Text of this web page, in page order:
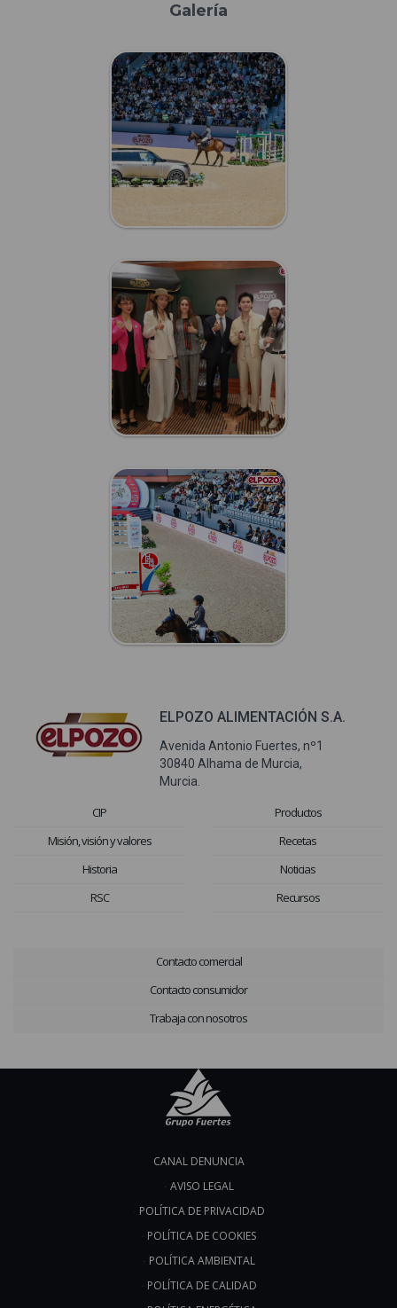
Galería
ELPOZO ALIMENTACIÓN S.A.
Avenida Antonio Fuertes, nº1
30840 Alhama de Murcia,
Murcia.
CIP
Misión, visión y valores
Historia
RSC
Productos
Recetas
Noticias
Recursos
Contacto comercial
Contacto consumidor
Trabaja con nosotros
CANAL DENUNCIA
AVISO LEGAL
POLÍTICA DE PRIVACIDAD
POLÍTICA DE COOKIES
POLÍTICA AMBIENTAL
POLÍTICA DE CALIDAD